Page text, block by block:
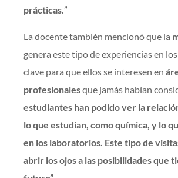
prácticas.”
La docente también mencionó que la
genera este tipo de experiencias en
clave para que ellos se interesen en
profesionalesque jamás habían
estudiantes han podido ver la
lo que estudian, como química, y lo
en los laboratorios. Este tipo de
abrir los ojos a las posibilidades que